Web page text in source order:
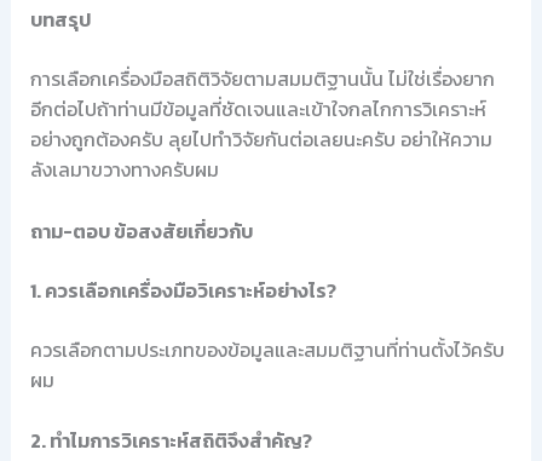
บทสรุป
การเลือกเครื่องมือสถิติวิจัยตามสมมติฐานนั้น ไม่ใช่เรื่องยาก
อีกต่อไปถ้าท่านมีข้อมูลที่ชัดเจนและเข้าใจกลไกการวิเคราะห์
อย่างถูกต้องครับ ลุยไปทำวิจัยกันต่อเลยนะครับ อย่าให้ความ
ลังเลมาขวางทางครับผม
ถาม-ตอบ ข้อสงสัยเกี่ยวกับ
1. ควรเลือกเครื่องมือวิเคราะห์อย่างไร?
ควรเลือกตามประเภทของข้อมูลและสมมติฐานที่ท่านตั้งไว้ครับ
ผม
2. ทำไมการวิเคราะห์สถิติจึงสำคัญ?